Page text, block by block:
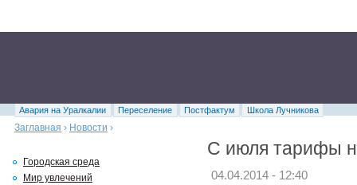
Авария на Уралкалии Переселение Постфактум
Школа Лучникова
Заглавная › Новости ›
С июля тарифы
04.04.2014 - 12:40
Городская среда
Мир увлечений